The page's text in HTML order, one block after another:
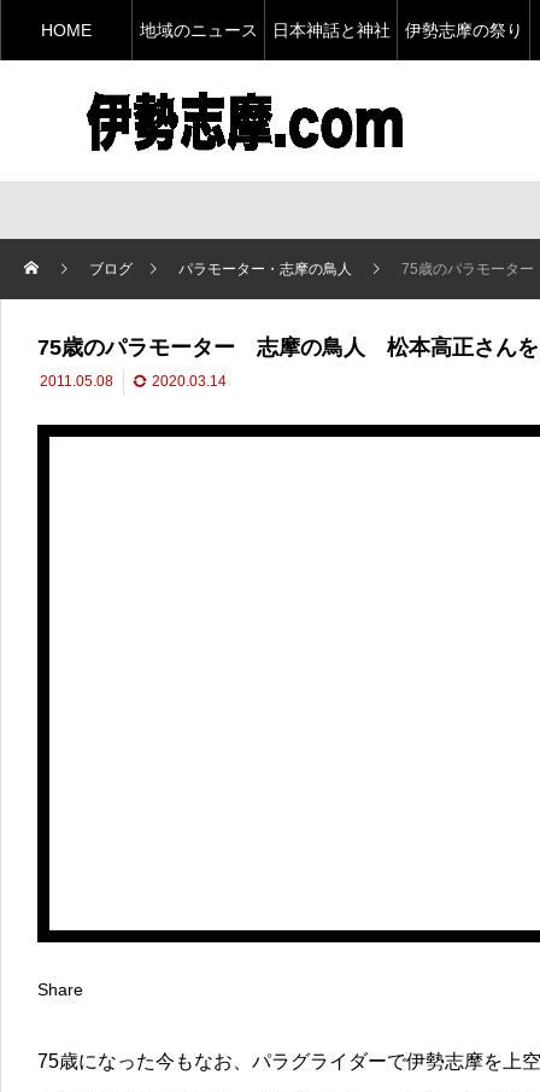
HOME 地域のニュース 日本神話と神社 伊勢志摩の祭り
ブログ パラモーター・志摩の鳥人 75歳のパラモータ
75歳のパラモーター 志摩の鳥人 松本高正さんを
2011.05.08 2020.03.14
Share
75歳になった今もなお、パラグライダーで伊勢志摩を上